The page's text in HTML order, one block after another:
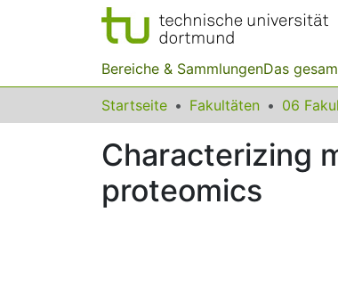
Bereiche & SammlungenDas
Startseite Fakultäten
Characterizing
proteomics